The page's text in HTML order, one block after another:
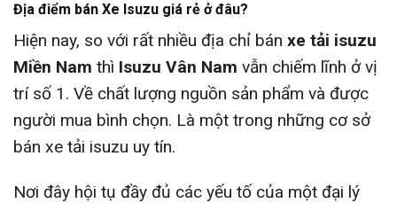
Địa điểm bán Xe Isuzu giá rẻ ở đâu?
Hiện nay, so với rất nhiều địa chỉ bán xe tải isuzu
Miền Nam thì Isuzu Vân Nam vẫn chiếm lĩnh ở vị
trí số 1. Về chất lượng nguồn sản phẩm và được
người mua bình chọn. Là một trong những cơ sở
bán xe tải isuzu uy tín.
Nơi đây hội tụ đầy đủ các yếu tố của một đại lý